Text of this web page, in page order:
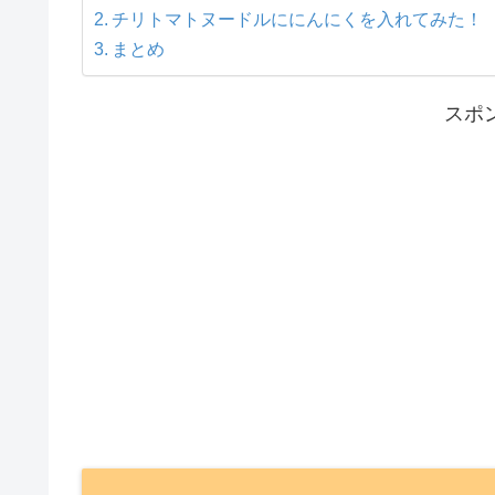
チリトマトヌードルににんにくを入れてみた！
まとめ
スポ